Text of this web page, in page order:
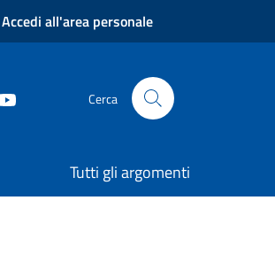
Accedi all'area personale
Cerca
Tutti gli argomenti